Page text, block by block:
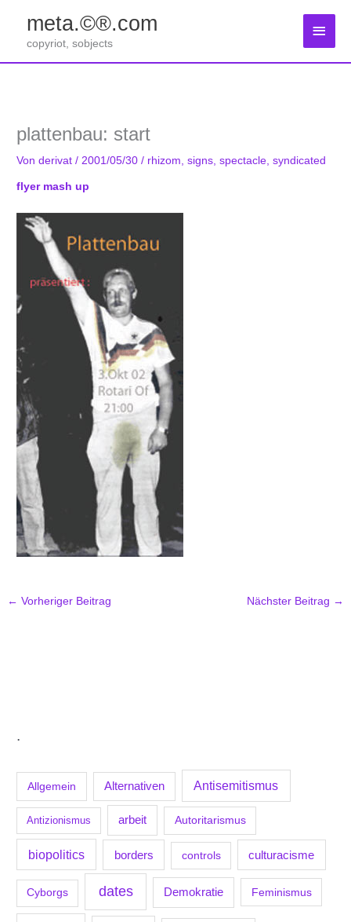
springen
meta.©®.com
copyriot, sobjects
.
Allgemein Alternativen Antisemitismus
Antizionismus arbeit Autoritarismus
biopolitics borders controls culturacisme
Cyborgs dates Demokratie Feminismus
plattenbau: start
Vonderivat/ 2001/05/30/ rhizom ,signs ,spectacle ,syndicated
flyer mash up
← Vorheriger Beitrag Nächster Beitrag →